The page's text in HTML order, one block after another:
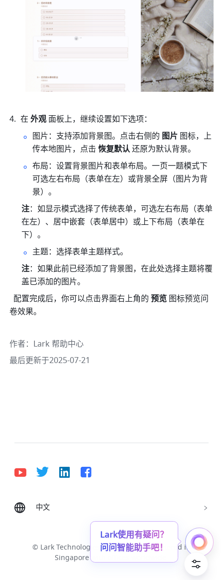
在 外观 面板上，继续设置如下选项：
图片：支持添加背景图。点击右侧的 图片 图标，上
传本地图片，点击 恢复默认 还原为默认背景。
布局：设置背景图片和表单布局。一页一题模式下
可选左右布局（表单在左）或背景全屏（图片为背
景）。
注：如显示模式选择了传统表单，可选左右布局（表单
在左）、居中嵌套（表单居中）或上下布局（表单在
下）。
主题：选择表单主题样式。
注：如果此前已经添加了背景图，在此处选择主题将覆
盖已添加的图片。
  配置完成后，你可以点击界面右上角的
预览 图标预览问
卷效果。
作者： Lark 帮助中心
最后更新于2025-07-21
中文
Deutsch English
Português (Brasil)
Tiếng Việt
ไทย 한국어 日本語
中文
© Lark Technologies Pte. Ltd. Headquartered in
Singapore with offices worldwide.
Lark使用有疑问？
问问智能助手吧！